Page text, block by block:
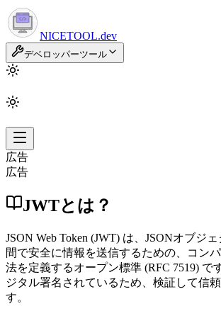
NICETOOL.dev
デベロッパーツール
広告
広告
JWTとは？
JSON Web Token (JWT) は、JSONオブジ
間で安全に情報を送信するための、コン
法を定義するオープン標準 (RFC 7519) で
ジタル署名されているため、検証して信
す。